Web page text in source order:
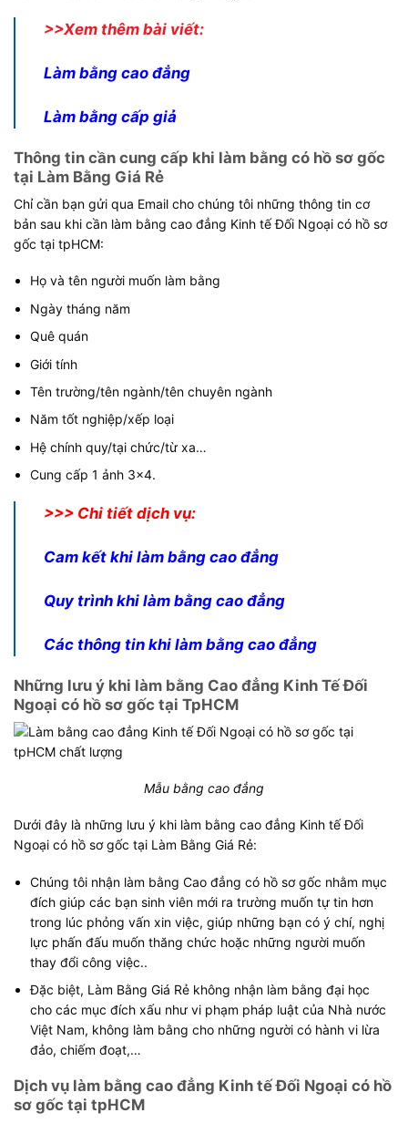
>>Xem thêm bài viết:
Làm bằng cao đẳng
Làm bằng cấp giả
Thông tin cần cung cấp khi làm bằng có hồ sơ gốc
tại Làm Bằng Giá Rẻ
Chỉ cần bạn gửi qua Email cho chúng tôi những thông tin cơ
bản sau khi cần làm bằng cao đẳng Kinh tế Đối Ngoại có hồ sơ
gốc tại tpHCM:
Họ và tên người muốn làm bằng
Ngày tháng năm
Quê quán
Giới tính
Tên trường/tên ngành/tên chuyên ngành
Năm tốt nghiệp/xếp loại
Hệ chính quy/tại chức/từ xa…
Cung cấp 1 ảnh 3×4.
>>> Chi tiết dịch vụ:
Cam kết khi làm bằng cao đẳng
Quy trình khi làm bằng cao đẳng
Các thông tin khi làm bằng cao đẳng
Những lưu ý khi làm bằng Cao đẳng Kinh Tế Đối
Ngoại có hồ sơ gốc tại TpHCM
Mẫu bằng cao đẳng
Dưới đây là những lưu ý khi làm bằng cao đẳng Kinh tế Đối
Ngoại có hồ sơ gốc tại Làm Bằng Giá Rẻ:
Chúng tôi nhận làm bằng Cao đẳng có hồ sơ gốc nhằm mục
đích giúp các bạn sinh viên mới ra trường muốn tự tin hơn
trong lúc phỏng vấn xin việc, giúp những bạn có ý chí, nghị
lực phấn đấu muốn thăng chức hoặc những người muốn
thay đổi công việc..
Đặc biệt, Làm Bằng Giá Rẻ không nhận làm bằng đại học
cho các mục đích xấu như vi phạm pháp luật của Nhà nước
Việt Nam, không làm bằng cho những người có hành vi lừa
đảo, chiếm đoạt,…
Dịch vụ làm bằng cao đẳng Kinh tế Đối Ngoại có hồ
sơ gốc tại tpHCM